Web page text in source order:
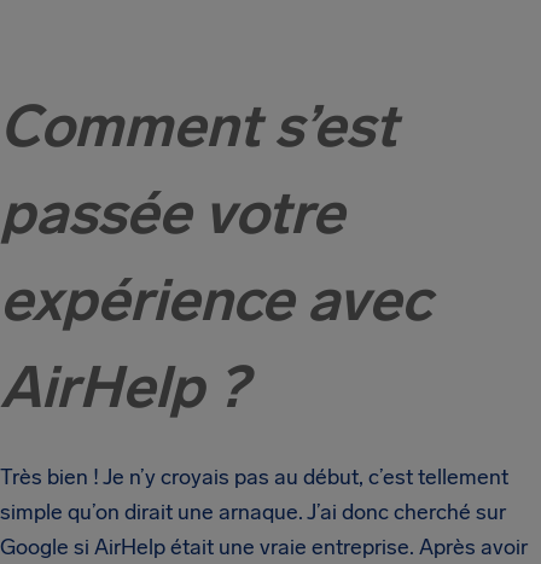
Comment s’est
passée votre
expérience avec
AirHelp ?
Très bien ! Je n’y croyais pas au début, c’est tellement
simple qu’on dirait une arnaque. J’ai donc cherché sur
Google si AirHelp était une vraie entreprise. Après avoir